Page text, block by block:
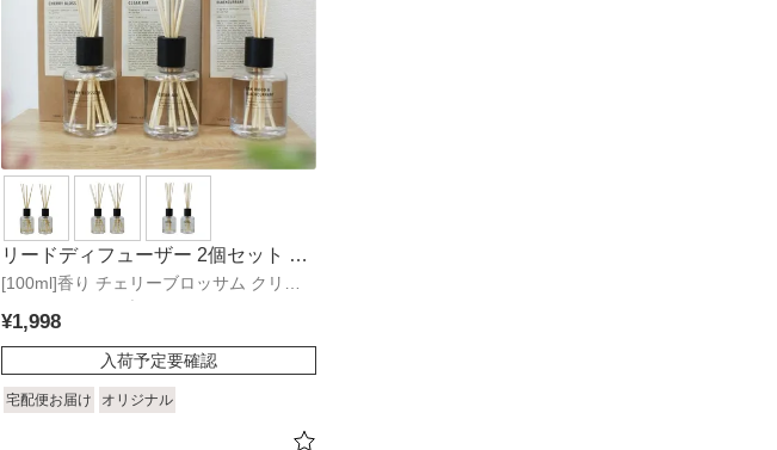
[100ml]香り チェリーブロッサム クリア
リードディフューザー 2個セット エ
トワール
¥1,998
入荷予定要確認
宅配便お届け オリジナル